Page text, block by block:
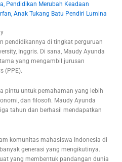
Pendidikan Merubah Keadaan
Anak Tukang Batu Pendiri Lumina
pendidikannya di tingkat perguruan
Inggris. Di sana, Maudy Ayunda
yang mengambil jurusan
(PPE).
pintu untuk pemahaman yang lebih
dan filosofi. Maudy Ayunda
tahun dan berhasil mendapatkan
komunitas mahasiswa Indonesia di
generasi yang mengikutinya.
yang membentuk pandangan dunia